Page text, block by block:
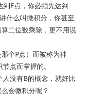
E点，你必须先达到
什么叫微积分，你甚至
二位数乘除，更不用说
个P点）而被称为神
点而掌握的。
没有B的概念，就好比
会微积分呢？